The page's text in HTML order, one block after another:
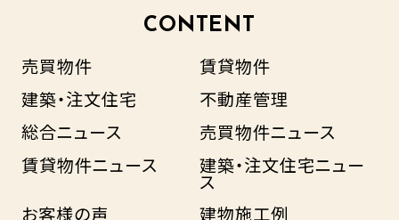
CONTENT
売買物件
賃貸物件
建築・注文住宅
不動産管理
総合ニュース
売買物件ニュース
賃貸物件ニュース
建築・注文住宅ニュー
ス
お客様の声
建物施工例